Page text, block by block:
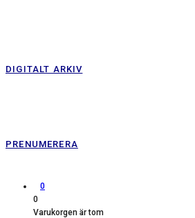
DIGITALT ARKIV
PRENUMERERA
0
0
Varukorgen är tom